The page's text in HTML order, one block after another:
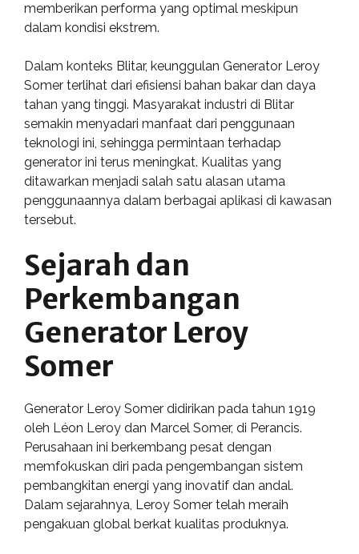
memberikan performa yang optimal meskipun
dalam kondisi ekstrem.
Dalam konteks Blitar, keunggulan Generator Leroy
Somer terlihat dari efisiensi bahan bakar dan daya
tahan yang tinggi. Masyarakat industri di Blitar
semakin menyadari manfaat dari penggunaan
teknologi ini, sehingga permintaan terhadap
generator ini terus meningkat. Kualitas yang
ditawarkan menjadi salah satu alasan utama
penggunaannya dalam berbagai aplikasi di kawasan
tersebut.
Sejarah dan
Perkembangan
Generator Leroy
Somer
Generator Leroy Somer didirikan pada tahun 1919
oleh Léon Leroy dan Marcel Somer, di Perancis.
Perusahaan ini berkembang pesat dengan
memfokuskan diri pada pengembangan sistem
pembangkitan energi yang inovatif dan andal.
Dalam sejarahnya, Leroy Somer telah meraih
pengakuan global berkat kualitas produknya.